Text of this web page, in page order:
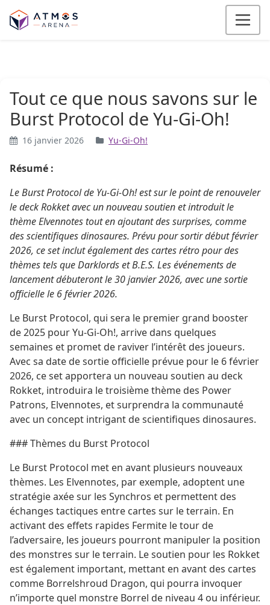
Aller au contenu
Tout ce que nous savons sur le
Burst Protocol de Yu-Gi-Oh!
16 janvier 2026 Yu-Gi-Oh!
Résumé :
Le Burst Protocol de Yu-Gi-Oh! est sur le point de renouveler
le deck Rokket avec un nouveau soutien et introduit le
thème Elvennotes tout en ajoutant des surprises, comme
des scientifiques dinosaures. Prévu pour sortir début février
2026, ce set inclut également des cartes rétro pour des
thèmes tels que Darklords et B.E.S. Les événements de
lancement débuteront le 30 janvier 2026, avec une sortie
officielle le 6 février 2026.
Le Burst Protocol, qui sera le premier grand booster
de 2025 pour Yu-Gi-Oh!, arrive dans quelques
semaines et promet de raviver l’intérêt des joueurs.
Avec sa date de sortie officielle prévue pour le 6 février
2026, ce set apportera un nouveau soutien au deck
Rokket, introduira le troisième thème des Power
Patrons, Elvennotes, et surprendra la communauté
avec un concept intrigant de scientifiques dinosaures.
### Thèmes du Burst Protocol
Le Burst Protocol met en avant plusieurs nouveaux
thèmes. Les Elvennotes, par exemple, adoptent une
stratégie axée sur les Synchros et permettent des
échanges tactiques entre cartes sur le terrain. En
activant des effets rapides Fermite le tour de
l’adversaire, les joueurs pourront manipuler la position
des monstres sur le terrain. Le soutien pour les Rokket
est également important, mettant en avant des cartes
comme Borrelshroud Dragon, qui pourra invoquer
n’importe quel monstre Borrel de niveau 4 ou inférieur.